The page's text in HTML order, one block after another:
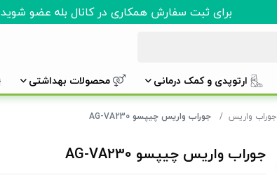
برای ثبت سفارش همکاری در کانال بله عضو شوید
ارتوپدی و کمک درمانی محصولات بهداشتی
جوراب واریس جوراب واریس چیپسو AG-VA230
جوراب واریس چیپسو AG-VA230